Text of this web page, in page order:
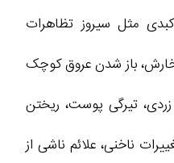
مثل سیروز تظاهرات
باز شدن عروق کوچک
تیرگی پوست، ریختن
ناخنی، علائم ناشی از